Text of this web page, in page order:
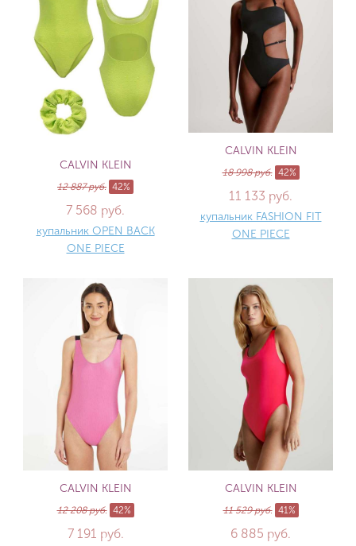
CALVIN KLEIN
12 887 руб. 42%
7 568 руб.
купальник OPEN BACK
ONE PIECE
CALVIN KLEIN
18 998 руб. 42%
11 133 руб.
купальник FASHION FIT
ONE PIECE
CALVIN KLEIN
12 208 руб. 42%
7 191 руб.
CALVIN KLEIN
11 529 руб. 41%
6 885 руб.